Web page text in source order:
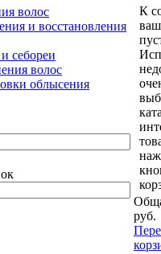
волос
и восстановления
себореи
волос
облысения
К
руб.